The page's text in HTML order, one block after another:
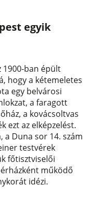
egyik
1900-ban épült
hogy a kétemeletes
egy belvárosi
a faragott
a kovácsoltvas
ezt az elképzelést.
a Duna sor 14. szám
testvérek
főtisztviselői
működő
idézi.